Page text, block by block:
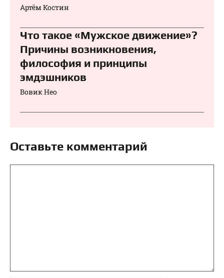
Артём Костин
Что такое «Мужское движение»?
Причины возникновения,
философия и принципы
эмдэшников
Вовик Нео
Оставьте комментарий